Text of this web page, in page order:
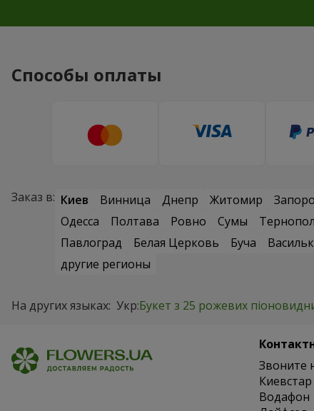
Способы оплаты
Заказ в: Киев Винница Днепр Житомир
Одесса
Полтава Ровно Сумы
Павлоград
Белая Церковь Буча
другие регионы
На других языках: Укр:Букет з 25 рожевих
Звоните
Киевстар
Водафон